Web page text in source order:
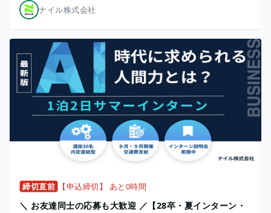
ナイル株式会社
締切直前 【申込締切】 あと0時間
＼ お友達同士の応募も大歓迎 ／【28卒・夏インターン・